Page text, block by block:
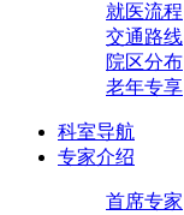
就医流程
交通路线
院区分布
老年专享
科室导航
专家介绍
首席专家